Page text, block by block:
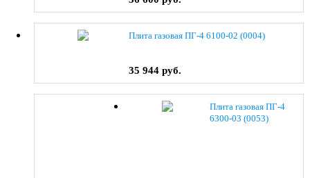
Плита газовая ПГ-4 6100-02 (0004)
35 944 руб.
Плита газовая ПГ-4
6300-03 (0053)